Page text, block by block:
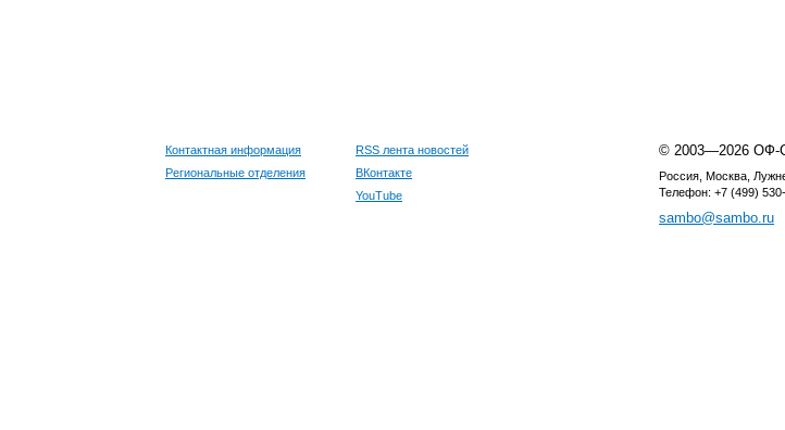
Контактная информация
Региональные отделения
RSS лента новостей
ВКонтакте
YouTube
© 2003—2026 ОФ-
Россия, Москва,
Телефон: +7 (499)
sambo@sambo.ru